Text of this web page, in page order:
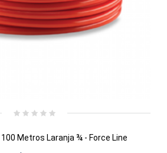
Metros Laranja ¾ - Force Line